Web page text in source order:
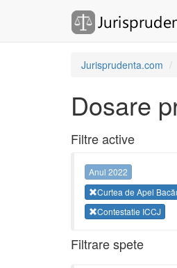
Jurisprudenta.com
Dosare
Filtre active
Anul 2022
Curtea de Apel
Contestatie ICCJ
Filtrare spete